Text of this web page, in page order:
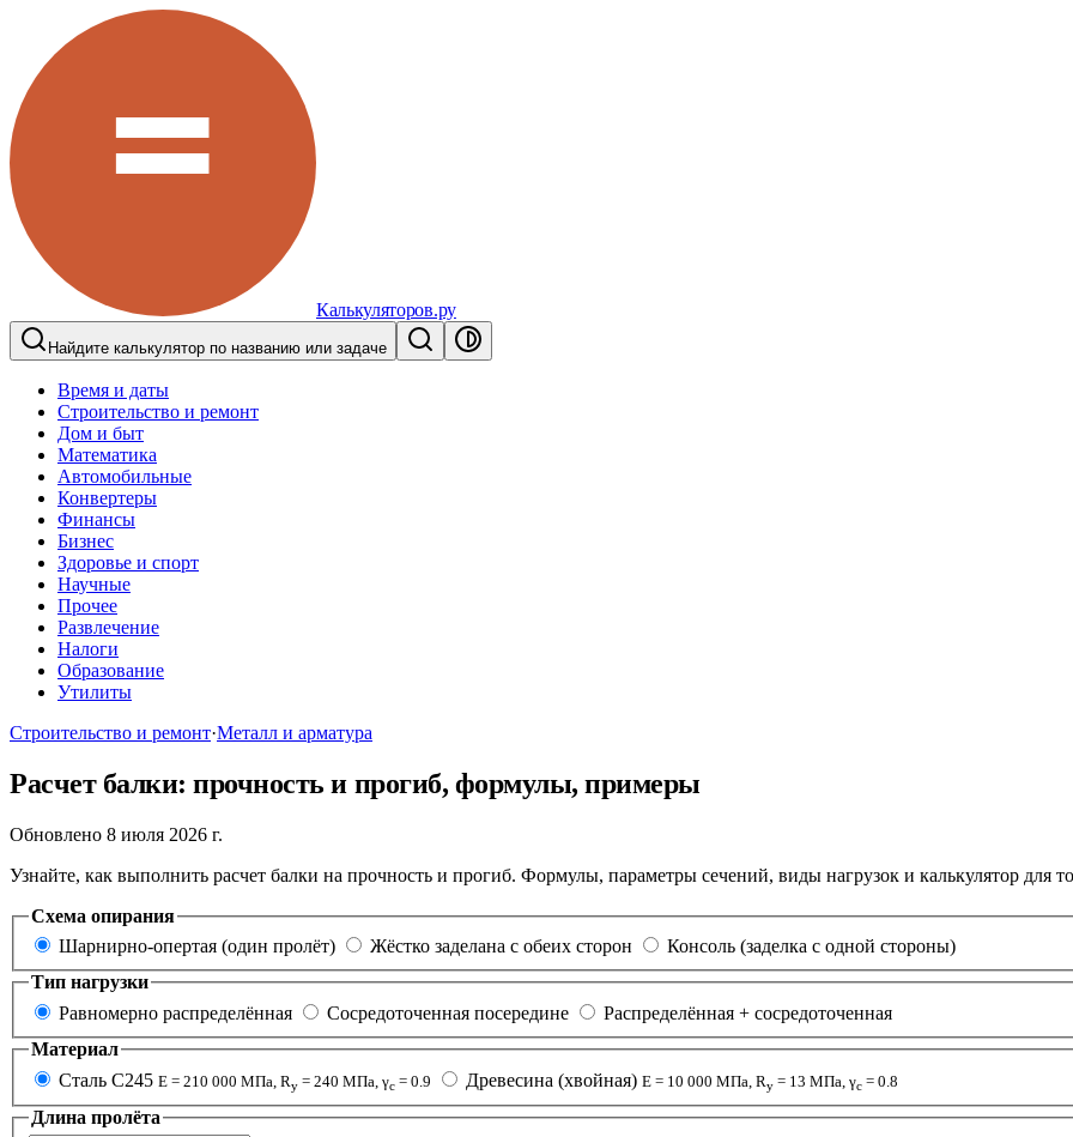
Калькуляторов.ру
Найдите калькулятор по названию или задаче
Время и даты
Строительство и ремонт
Дом и быт
Математика
Автомобильные
Конвертеры
Финансы
Бизнес
Здоровье и спорт
Научные
Прочее
Развлечение
Налоги
Образование
Утилиты
Строительство и ремонт·Металл и арматура
Расчет балки: прочность и прогиб, формулы, примеры
Обновлено 8 июля 2026 г.
Узнайте, как выполнить расчет балки на прочность и прогиб. Формулы, параметры сечений, виды нагрузок и калькулятор для
Схема опирания
Шарнирно-опертая (один пролёт)
Жёстко заделана с обеих сторон
Консоль (заделка с одной стороны)
Тип нагрузки
Равномерно распределённая
Сосредоточенная посередине
Распределённая + сосредоточенная
Материал
Сталь С245 E = 210 000 МПа, Ry = 240 МПа, γc = 0.9 Древесина (хвойная) E = 10 000 МПа, Ry = 13 МПа, γc = 0.8
Длина пролёта